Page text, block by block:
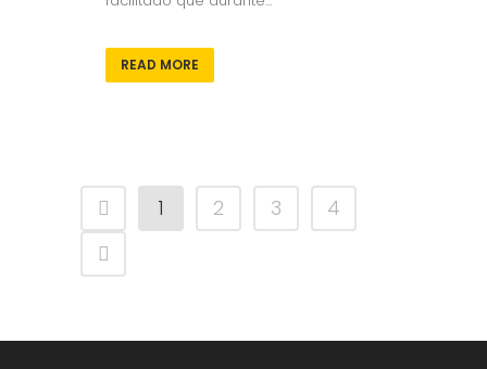
READ MORE
1 2 3 4